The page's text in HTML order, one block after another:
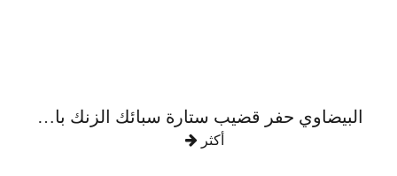
البيضاوي حفر قضيب ستارة سبائك الزنك بالكامل
أكثر